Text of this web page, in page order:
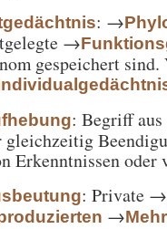
: →
→
gespeichert sind.
: Begriff
gleichzeitig
Erkenntnissen
: Private →
→